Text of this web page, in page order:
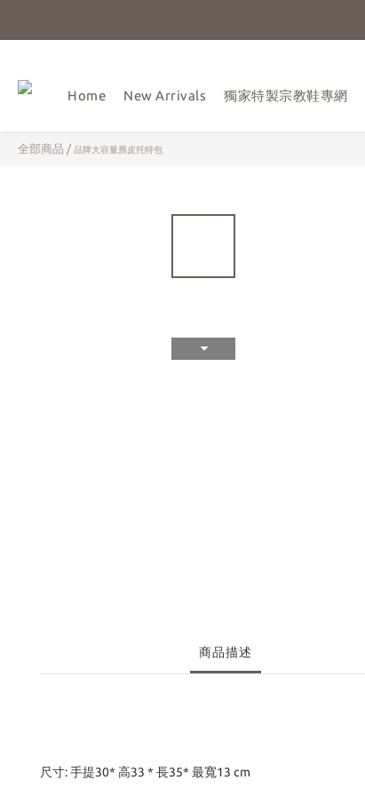
Home New Arrivals 獨家特製宗教鞋專網
全部商品 / 品牌大容量麂皮托特包
商品描述
尺寸: 手提30* 高33 * 長35* 最寬13 cm